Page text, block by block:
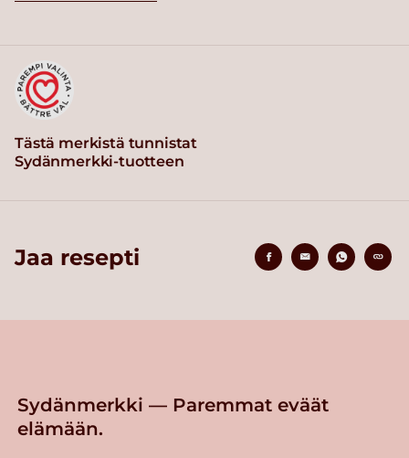
Tästä merkistä tunnistat
Sydänmerkki-tuotteen
Jaa resepti
Sydänmerkki — Paremmat eväät
elämään.